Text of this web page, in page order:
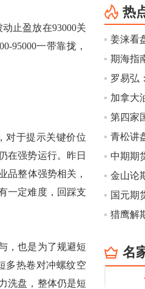
止盈放在93000关
95000一带靠拢，
于提示关键价位
在强势运行。昨日
品整体强势相关，
一定难度，回踩支
，也是为了规避短
多热卷对冲螺纹空
洗盘，整体仍是短
跌幅
低位。
方正
段性
立涨
金，
豆二
影
操作
8月5
金
热
姜涞看
国元期
猎鹰解
名